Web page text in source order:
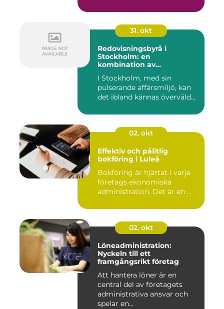
31. okt
Redovisningsbyrå i
Stockholm: en
kombination av
personlig service
I Stockholm, med sin
pulserande affärsmiljö, kan
det ibland kännas överväld...
02. okt
Effektiv och pålitlig
bokföring i Luleå
Bokföring är hjärtat i varje
företags ekonomiska
administration. Det är en ...
02. okt
Löneadministration:
Nyckeln till ett
framgångsrikt företag
Att hantera löner är en
central del av företagets
administrativa ansvar och
spelar en...